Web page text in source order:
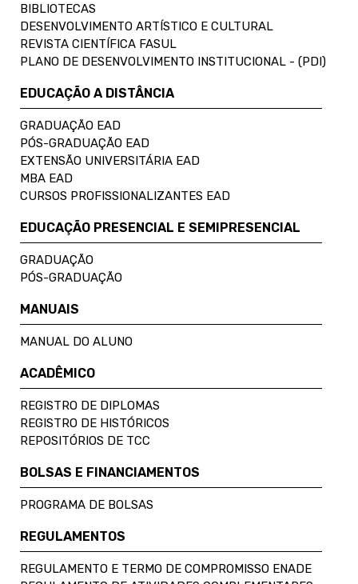
BIBLIOTECAS
DESENVOLVIMENTO ARTÍSTICO E CULTURAL
REVISTA CIENTÍFICA FASUL
PLANO DE DESENVOLVIMENTO INSTITUCIONAL - (PDI)
EDUCAÇÃO A DISTÂNCIA
GRADUAÇÃO EAD
PÓS-GRADUAÇÃO EAD
EXTENSÃO UNIVERSITÁRIA EAD
MBA EAD
CURSOS PROFISSIONALIZANTES EAD
EDUCAÇÃO PRESENCIAL E SEMIPRESENCIAL
GRADUAÇÃO
PÓS-GRADUAÇÃO
MANUAIS
MANUAL DO ALUNO
ACADÊMICO
REGISTRO DE DIPLOMAS
REGISTRO DE HISTÓRICOS
REPOSITÓRIOS DE TCC
BOLSAS E FINANCIAMENTOS
PROGRAMA DE BOLSAS
REGULAMENTOS
REGULAMENTO E TERMO DE COMPROMISSO ENADE